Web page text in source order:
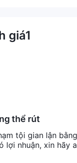
giá1
thể rút
tội gian lận
lợi nhuận, xin hãy